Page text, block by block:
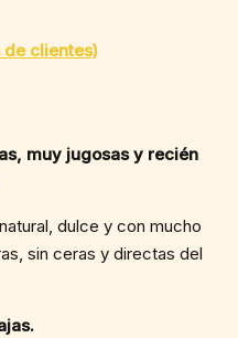
clientes)
muy jugosas y recién
dulce y con mucho
sin ceras y directas del